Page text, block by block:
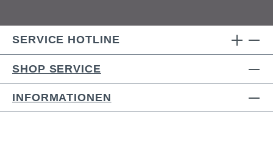
SERVICE HOTLINE
SHOP SERVICE
INFORMATIONEN